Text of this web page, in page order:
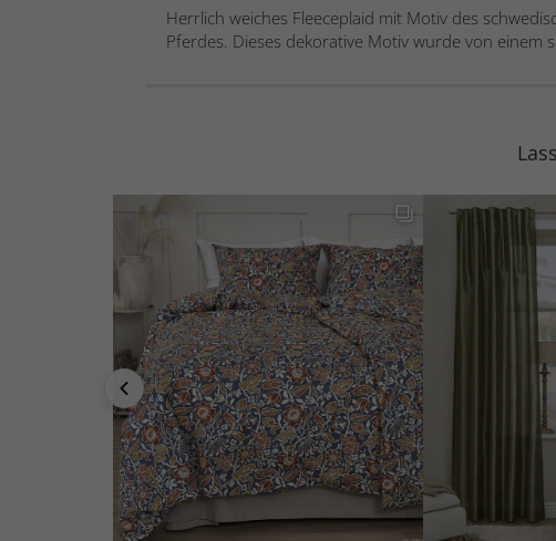
Herrlich weiches Fleeceplaid mit Motiv des
Pferdes. Dieses dekorative Motiv wurde von einem